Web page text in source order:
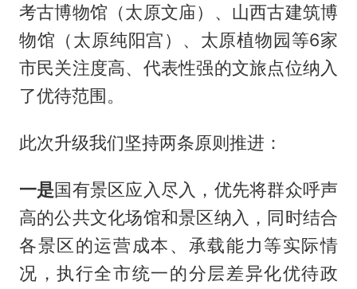
考古博物馆（太原文庙）、山西古建筑博
物馆（太原纯阳宫）、太原植物园等6家
市民关注度高、代表性强的文旅点位纳入
了优待范围。
此次升级我们坚持两条原则推进：
一是国有景区应入尽入，优先将群众呼声
高的公共文化场馆和景区纳入，同时结合
各景区的运营成本、承载能力等实际情
况，执行全市统一的分层差异化优待政